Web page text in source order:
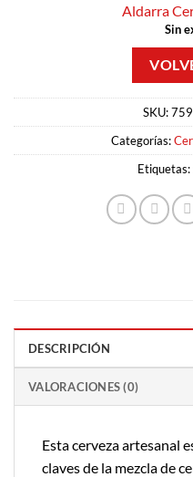
Aldarra
Sin
SKU:
Categorías:
Etiquetas:
DESCRIPCIÓN
VALORACIONES (0)
Esta cerveza artesanal
claves de la mezcla de